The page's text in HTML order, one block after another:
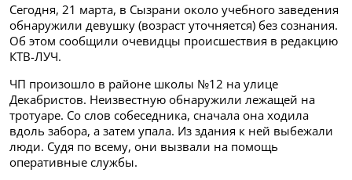
Сегодня, 21 марта, в Сызрани около учебного заведения
обнаружили девушку (возраст уточняется) без сознания.
Об этом сообщили очевидцы происшествия в редакцию
КТВ-ЛУЧ.
ЧП произошло в районе школы №12 на улице
Декабристов. Неизвестную обнаружили лежащей на
тротуаре. Со слов собеседника, сначала она ходила
вдоль забора, а затем упала. Из здания к ней выбежали
люди. Судя по всему, они вызвали на помощь
оперативные службы.